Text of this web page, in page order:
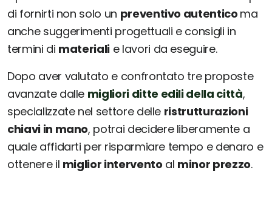
di fornirti non solo un preventivo autentico ma
anche suggerimenti progettuali e consigli in
termini di materiali e lavori da eseguire.
Dopo aver valutato e confrontato tre proposte
avanzate dalle migliori ditte edili della città,
specializzate nel settore delle ristrutturazioni
chiavi in mano, potrai decidere liberamente a
quale affidarti per risparmiare tempo e denaro e
ottenere il miglior intervento al minor prezzo.